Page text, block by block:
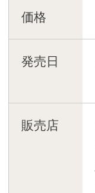
価格
発売日
販売店